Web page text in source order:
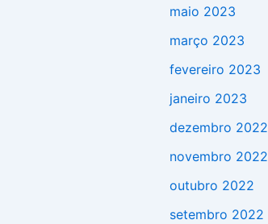
maio 2023
março 2023
fevereiro 2023
janeiro 2023
dezembro 2022
novembro 2022
outubro 2022
setembro 2022